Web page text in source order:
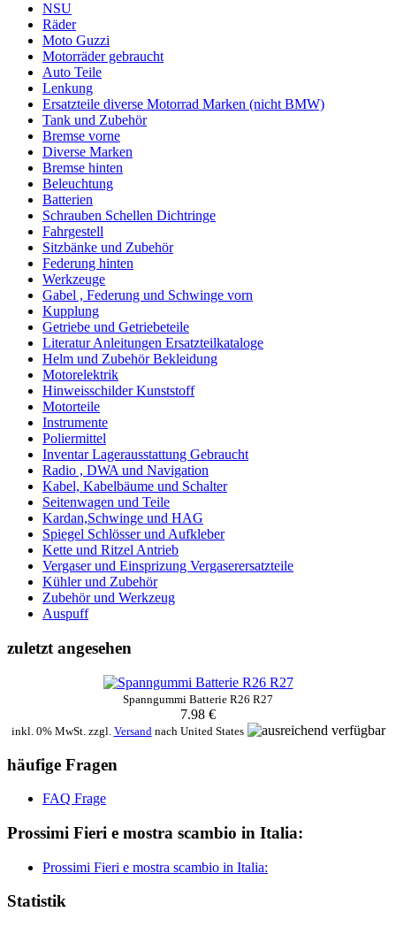
NSU
Räder
Moto Guzzi
Motorräder gebraucht
Auto Teile
Lenkung
Ersatzteile diverse Motorrad Marken (nicht BMW)
Tank und Zubehör
Bremse vorne
Diverse Marken
Bremse hinten
Beleuchtung
Batterien
Schrauben Schellen Dichtringe
Fahrgestell
Sitzbänke und Zubehör
Federung hinten
Werkzeuge
Gabel , Federung und Schwinge vorn
Kupplung
Getriebe und Getriebeteile
Literatur Anleitungen Ersatzteilkataloge
Helm und Zubehör Bekleidung
Motorelektrik
Hinweisschilder Kunststoff
Motorteile
Instrumente
Poliermittel
Inventar Lagerausstattung Gebraucht
Radio , DWA und Navigation
Kabel, Kabelbäume und Schalter
Seitenwagen und Teile
Kardan,Schwinge und HAG
Spiegel Schlösser und Aufkleber
Kette und Ritzel Antrieb
Vergaser und Einsprizung Vergaserersatzteile
Kühler und Zubehör
Zubehör und Werkzeug
Auspuff
zuletzt angesehen
Spanngummi Batterie R26 R27
7.98 €
inkl. 0% MwSt. zzgl. Versand nach United States
häufige Fragen
FAQ Frage
Prossimi Fieri e mostra scambio in Italia:
Prossimi Fieri e mostra scambio in Italia:
Statistik